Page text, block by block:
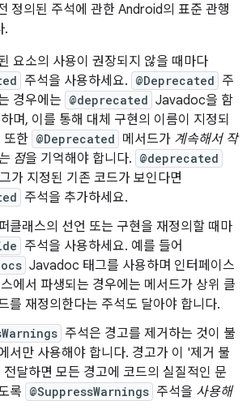
정의된 주석에 관한 Android의 표준 관행
.
요소의 사용이 권장되지 않을 때마다
주석을 사용하세요. @Deprecated 주
경우에는 @deprecated Javadoc을 함
며, 이를 통해 대체 구현의 이름이 지정되
또한 @Deprecated 메서드가 계속해서 작
점을 기억해야 합니다. @deprecated
가 지정된 기존 코드가 보인다면
주석을 추가하세요.
클래스의 선언 또는 구현을 재정의할 때마
주석을 사용하세요. 예를 들어
Javadoc 태그를 사용하며 인터페이스
에서 파생되는 경우에는 메서드가 상위 클
를 재정의한다는 주석도 달아야 합니다.
주석은 경고를 제거하는 것이 불
서만 사용해야 합니다. 경고가 이 '제거 불
달하면 모든 경고에 코드의 실질적인 문
록 @SuppressWarnings 주석을 사용해